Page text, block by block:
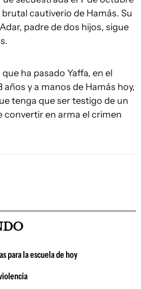
brutal cautiverio de Hamás. Su
padre de dos hijos, sigue
ha pasado Yaffa, en el
y a manos de Hamás hoy,
tenga que ser testigo de un
en arma el crimen
para la escuela de hoy